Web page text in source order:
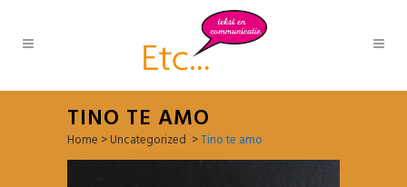
TINO TE AMO
Home >Uncategorized >Tino te amo